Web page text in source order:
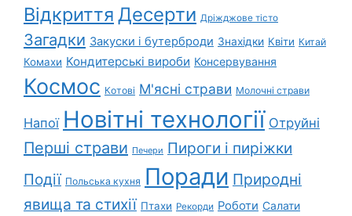
Відкриття Десерти Дріжджове тісто
Загадки Закуски і бутерброди Знахідки Квіти Китай
Комахи Кондитерські вироби Консервування
Космос Котові М'ясні страви Молочні страви
Напої Новітні технології Отруйні
Перші страви Печери Пироги і пиріжки
Події Польська кухня Поради Природні
явища та стихії Птахи Рекорди Роботи Салати